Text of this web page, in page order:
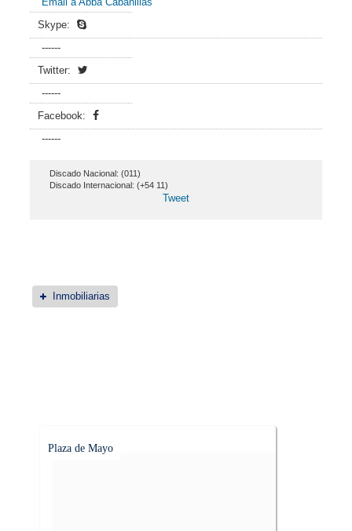
Skype:
------
Twitter:
------
Facebook:
------
Discado Nacional: (011)
Discado Internacional: (+54 11)
Tweet
Inmobiliarias
Plaza de Mayo